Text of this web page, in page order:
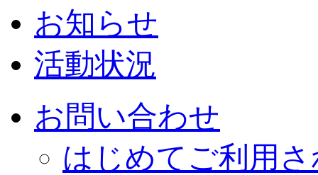
お知らせ
活動状況
お問い合わせ
はじめてご利用